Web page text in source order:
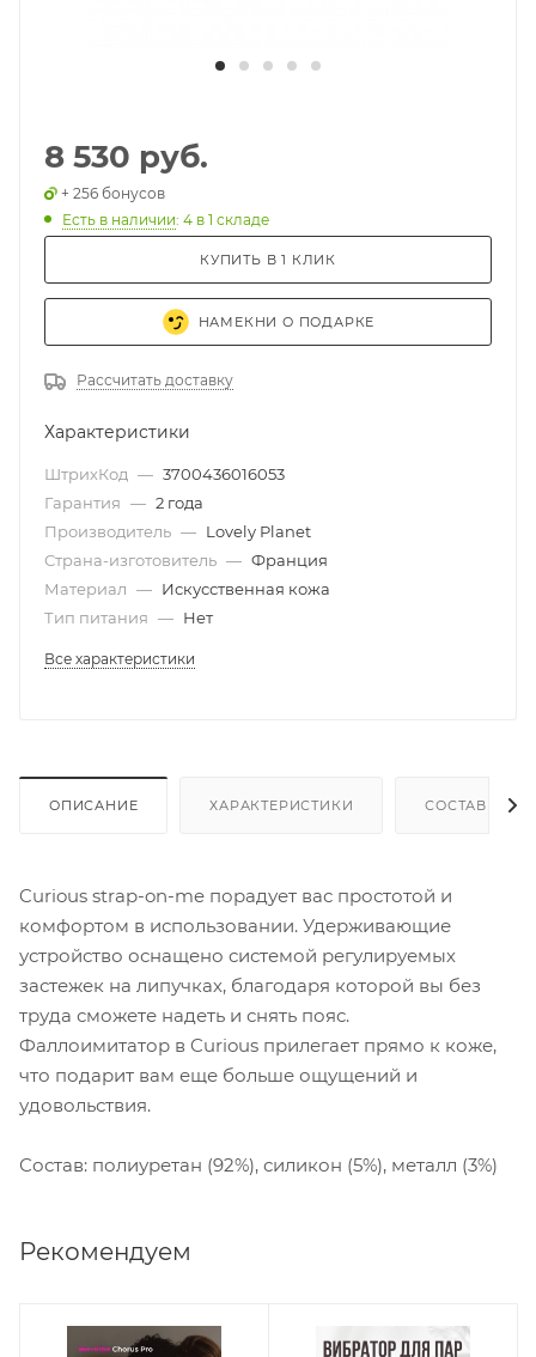
8 530 руб.
+ 256 бонусов
Есть в наличии: 4 в 1 складе
КУПИТЬ В 1 КЛИК
НАМЕКНИ О ПОДАРКЕ
Рассчитать доставку
Характеристики
ШтрихКод — 3700436016053
Гарантия — 2 года
Производитель — Lovely Planet
Страна-изготовитель — Франция
Материал — Искусственная кожа
Тип питания — Нет
Все характеристики
ОПИСАНИЕ ХАРАКТЕРИСТИКИ СОСТАВ
Curious strap-on-me порадует вас простотой и
комфортом в использовании. Удерживающие
устройство оснащено системой регулируемых
застежек на липучках, благодаря которой вы без
труда сможете надеть и снять пояс.
Фаллоимитатор в Curious прилегает прямо к коже,
что подарит вам еще больше ощущений и
удовольствия.
Состав: полиуретан (92%), силикон (5%), металл (3%)
Рекомендуем